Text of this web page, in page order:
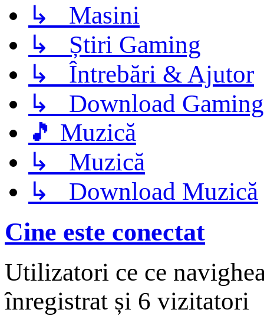
↳ Masini
↳ Știri Gaming
↳ Întrebări & Ajutor
↳ Download Gaming
🎵 Muzică
↳ Muzică
↳ Download Muzică
Cine este conectat
Utilizatori ce ce
înregistrat și 6 vizitatori